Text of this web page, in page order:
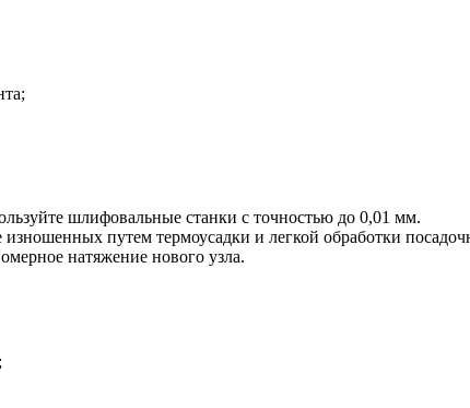
шлифовальные станки с точностью до 0,01 мм.
путем термоусадки и легкой обработки
натяжение нового узла.